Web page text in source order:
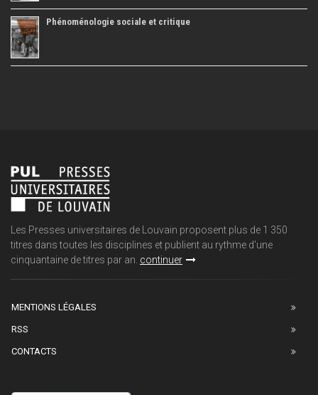
Phénoménologie sociale et critique
Les Presses universitaires de Louvain proposent plus de 1 350
titres dans toutes les disciplines et publient au rythme d'une
cinquantaine de titres par an. continuer
MENTIONS LÉGALES
RSS
CONTACTS